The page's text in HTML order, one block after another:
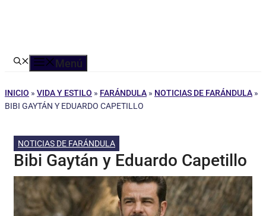
Menú
INICIO » VIDA Y ESTILO » FARÁNDULA » NOTICIAS DE FARÁNDULA »
BIBI GAYTÁN Y EDUARDO CAPETILLO
NOTICIAS DE FARÁNDULA
Bibi Gaytán y Eduardo Capetillo